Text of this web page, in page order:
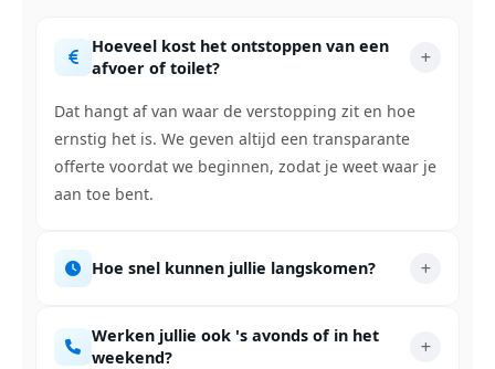
Hoeveel kost het ontstoppen van een
afvoer of toilet?
Dat hangt af van waar de verstopping zit en hoe
ernstig het is. We geven altijd een transparante
offerte voordat we beginnen, zodat je weet waar je
aan toe bent.
Hoe snel kunnen jullie langskomen?
Werken jullie ook 's avonds of in het
weekend?